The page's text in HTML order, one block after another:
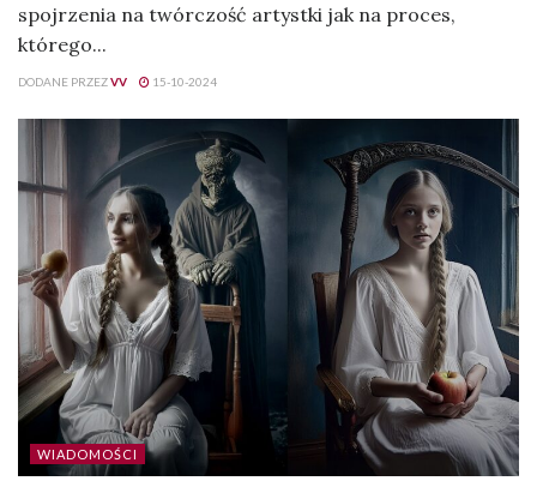
spojrzenia na twórczość artystki jak na proces,
którego...
DODANE PRZEZVV 15-10-2024
WIADOMOŚCI